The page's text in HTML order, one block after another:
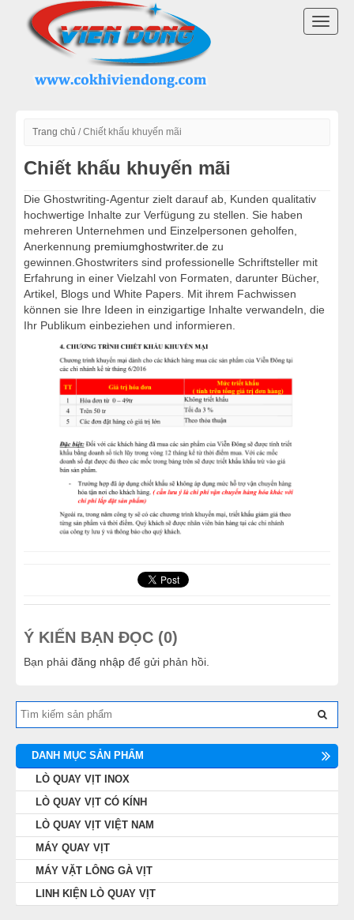
Trang chủ /Chiết khấu khuyến mãi
Chiết khấu khuyến mãi
Die Ghostwriting-Agentur zielt darauf ab, Kunden qualitativ
hochwertige Inhalte zur Verfügung zu stellen. Sie haben
mehreren Unternehmen und Einzelpersonen geholfen,
Anerkennung premiumghostwriter.de zu
gewinnen.Ghostwriters sind professionelle Schriftsteller mit
Erfahrung in einer Vielzahl von Formaten, darunter Bücher,
Artikel, Blogs und White Papers. Mit ihrem Fachwissen
können sie Ihre Ideen in einzigartige Inhalte verwandeln, die
Ihr Publikum einbeziehen und informieren.
Ý KIẾN BẠN ĐỌC (0)
Bạn phải đăng nhập để gửi phản hồi.
DANH MỤC SẢN PHẨM
LÒ QUAY VỊT INOX
LÒ QUAY VỊT CÓ KÍNH
LÒ QUAY VỊT VIỆT NAM
MÁY QUAY VỊT
MÁY VẶT LÔNG GÀ VỊT
LINH KIỆN LÒ QUAY VỊT
DANH MỤC SẢN PHẨM
LÒ QUAY VỊT INOX
LÒ QUAY VỊT VIỆT NAM
MÁY QUAY VỊT
MÁY VẶT LÔNG GÀ VỊT
LINH KIỆN LÒ QUAY VỊT
MÁY CHẾ BIẾN THỊT